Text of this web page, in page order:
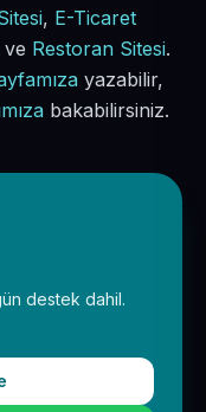
, E-Ticaret
ve Restoran Sitesi.
yazabilir,
bakabilirsiniz.
destek dahil.